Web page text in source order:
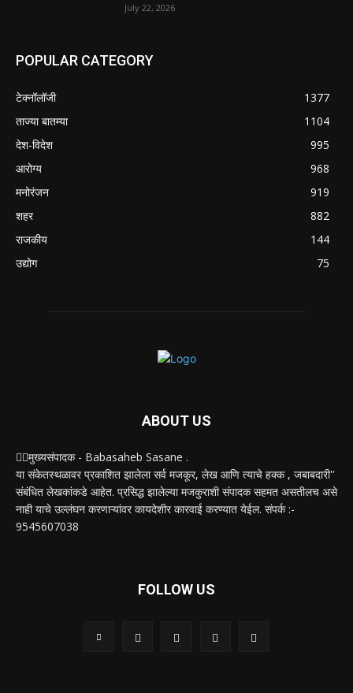
July 22, 2026
POPULAR CATEGORY
टेक्नॉलॉजी
1377
ताज्या बातम्या
1104
देश-विदेश
995
आरोग्य
968
मनोरंजन
919
शहर
882
राजकीय
144
उद्योग
75
ABOUT US
✍🏻मुख्यसंपादक - Babasaheb Sasane .
या संकेतस्थळावर प्रकाशित झालेला सर्व मजकूर, लेख आणि त्याचे हक्क , जबाबदारी''
संबंधित लेखकांकडे आहेत. प्रसिद्ध झालेल्या मजकुराशी संपादक सहमत असतीलच असे
नाही याचे उल्लंघन करणाऱ्यांवर कायदेशीर कारवाई करण्यात येईल. संपर्क :-
9545607038
FOLLOW US